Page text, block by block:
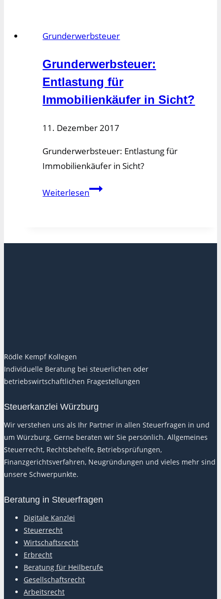
Titel
Grunderwerbsteuer
Grunderwerbsteuer:
Entlastung für
Immobilienkäufer in Sicht?
11. Dezember 2017
Grunderwerbsteuer: Entlastung für
Immobilienkäufer in Sicht?
WeiterlesenGrunderwerbsteuer:
Rödle Kempf Kollegen
Individuelle Beratung bei steuerlichen oder
betriebswirtschaftlichen Fragestellungen
Steuerkanzlei Würzburg
Wir verstehen uns als Ihr Partner in allen Steuerfragen in und
um Würzburg. Gerne beraten wir Sie persönlich. Allgemeines
Steuerrecht, Rechtsbehelfe, Betriebsprüfungen,
Finanzgerichtsverfahren, Neugründungen und vieles mehr sind
unsere Schwerpunkte.
Beratung in Steuerfragen
Digitale Kanzlei
Steuerrecht
Wirtschaftsrecht
Erbrecht
Beratung für Heilberufe
Gesellschaftsrecht
Arbeitsrecht